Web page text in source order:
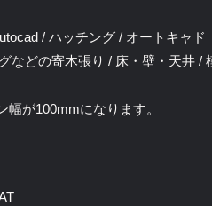
/ ハッチング / オートキャド
などの寄木張り / 床・壁・天井 /
幅が100mmになります。